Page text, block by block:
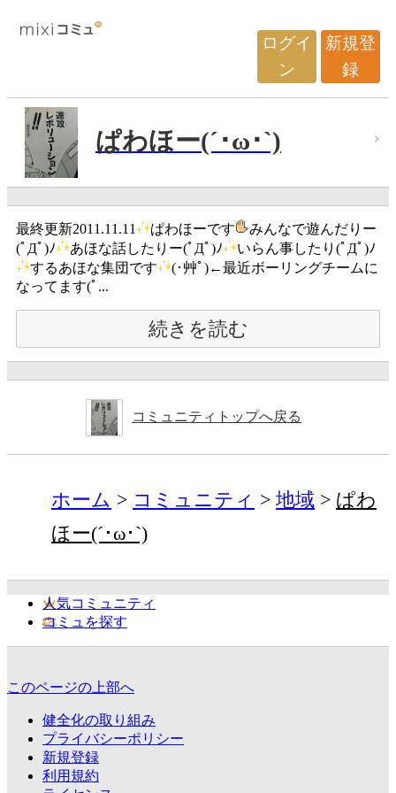
ログイ
ン
新規登
録
ぱわほー(´･ω･`)
最終更新2011.11.11 ぱわほーです
みんなで遊んだりー
(ﾟДﾟ)ﾉ
あほな話したりー(ﾟДﾟ)ﾉ
いらん事したり(ﾟДﾟ)ﾉ
するあほな集団です
(･艸ﾟ)←最近ボーリングチームに
なってます(ﾟ...
続きを読む
コミュニティトップへ戻る
ホーム コミュニティ 地域
ぱわ
ほー(´･ω･`)
人気コミュニティ
コミュを探す
このページの上部へ
健全化の取り組み
プライバシーポリシー
新規登録
利用規約